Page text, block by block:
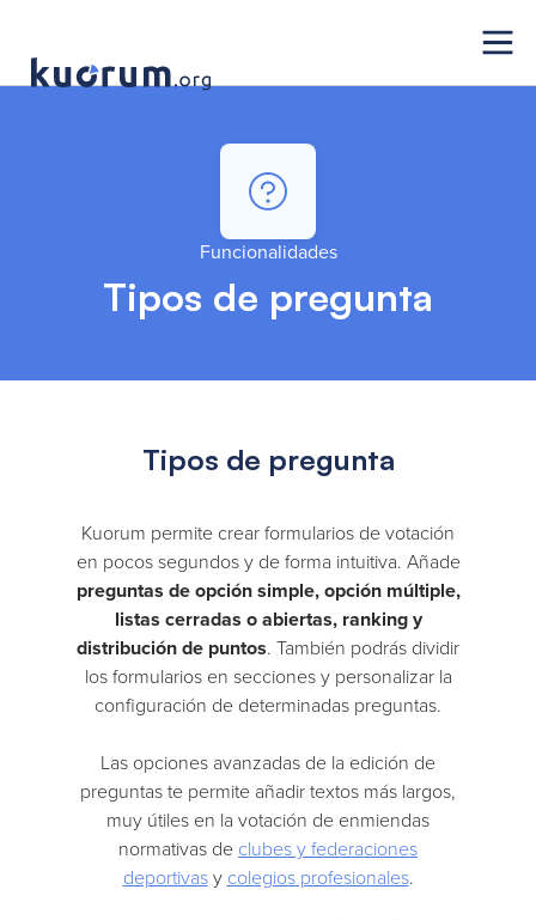
Funcionalidades
Tipos de pregunta
Tipos de pregunta
Kuorum permite crear formularios de votación
en pocos segundos y de forma intuitiva. Añade
preguntas de opción simple, opción múltiple,
listas cerradas o abiertas, ranking y
distribución de puntos. También podrás dividir
los formularios en secciones y personalizar la
configuración de determinadas preguntas.
Las opciones avanzadas de la edición de
preguntas te permite añadir textos más largos,
muy útiles en la votación de enmiendas
normativas de clubes y federaciones
deportivasy colegios profesionales.